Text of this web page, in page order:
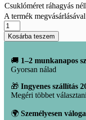
Csuklóméret ráhagyás
A termék
Ónix
karkötő
mennyiség
Kosárba teszem
🚚 1–2 munkanapos
Gyorsan nálad
🎁 Ingyenes szállítás
Megéri többet
🌍 Személyesen